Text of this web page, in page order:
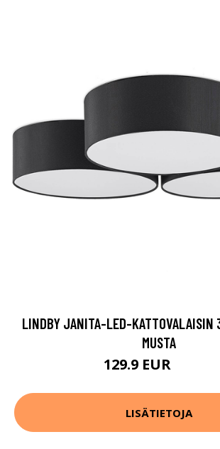
LINDBY JANITA-LED-KATTOVALAISIN
MUSTA
129.9 EUR
LISÄTIETOJA